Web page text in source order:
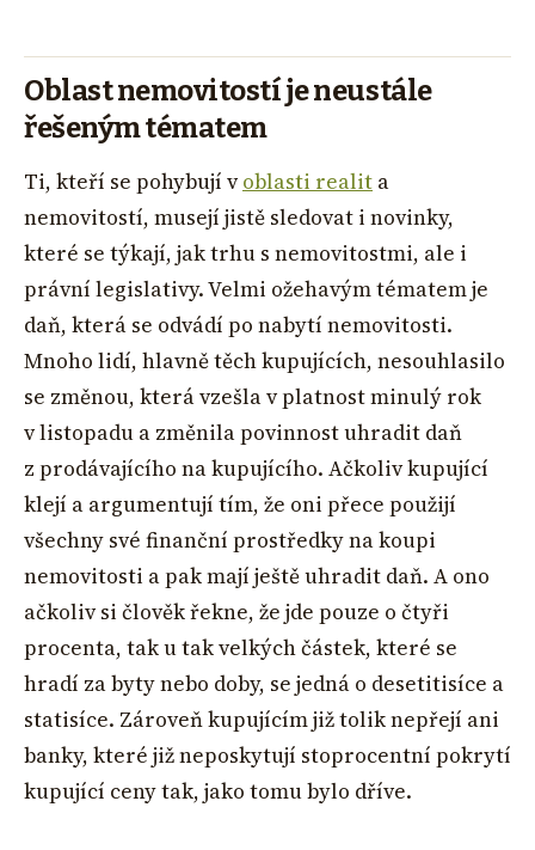
Oblast nemovitostí je neustále
řešeným tématem
Ti, kteří se pohybují voblasti realit a
nemovitostí, musejí jistě sledovat i novinky,
které se týkají, jak trhu s nemovitostmi, ale i
právní legislativy. Velmi ožehavým tématem je
daň, která se odvádí po nabytí nemovitosti.
Mnoho lidí, hlavně těch kupujících, nesouhlasilo
se změnou, která vzešla v platnost minulý rok
v listopadu a změnila povinnost uhradit daň
z prodávajícího na kupujícího. Ačkoliv kupující
klejí a argumentují tím, že oni přece použijí
všechny své finanční prostředky na koupi
nemovitosti a pak mají ještě uhradit daň. A ono
ačkoliv si člověk řekne, že jde pouze o čtyři
procenta, tak u tak velkých částek, které se
hradí za byty nebo doby, se jedná o desetitisíce a
statisíce. Zároveň kupujícím již tolik nepřejí ani
banky, které již neposkytují stoprocentní pokrytí
kupující ceny tak, jako tomu bylo dříve.